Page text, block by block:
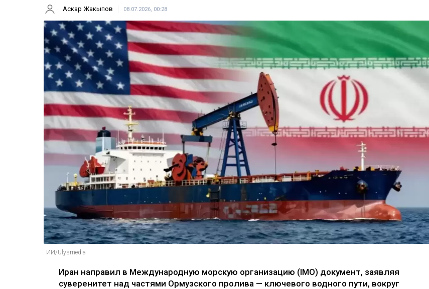
Аскар Жакыпов 08.07.2026, 00:28
ИИ/Ulysmedia
Иран направил в Международную морскую организацию (IMO) документ, заявляя
суверенитет над частями Ормузского пролива — ключевого водного пути, вокруг